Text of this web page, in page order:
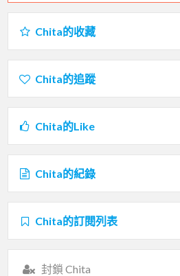
Chita的收藏
Chita的追蹤
Chita的Like
Chita的紀錄
Chita的訂閱列表
封鎖 Chita